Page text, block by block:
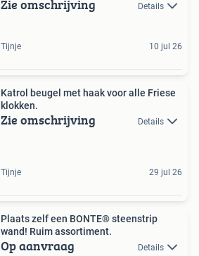
Zie omschrijving Details
Tijnje 10 jul 26
Katrol beugel met haak voor alle Friese
klokken.
Zie omschrijving Details
Tijnje 29 jul 26
Plaats zelf een BONTE® steenstrip
wand! Ruim assortiment.
Op aanvraag Details